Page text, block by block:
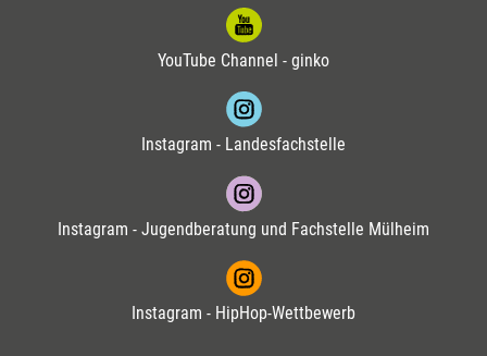
YouTube Channel - ginko
Instagram - Landesfachstelle
Instagram - Jugendberatung und Fachstelle Mülheim
Instagram - HipHop-Wettbewerb